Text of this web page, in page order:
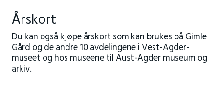
Årskort
Du kan også kjøpeårskort som kan brukes på Gimle
Gård og de andre 10 avdelingenei Vest-Agder-
museet og hos museene til Aust-Agder museum og
arkiv.